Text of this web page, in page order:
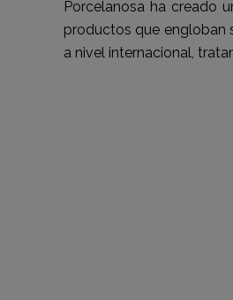
Porcelanosa ha creado
productos que engloban
a nivel internacional,